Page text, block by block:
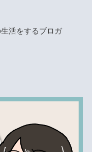
活をするブロガ